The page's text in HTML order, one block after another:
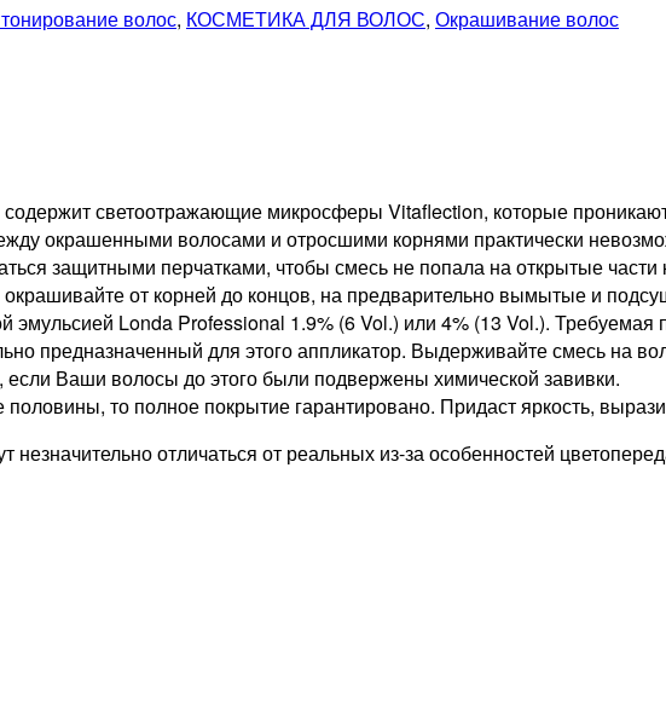
волос, КОСМЕТИКА ДЛЯ ВОЛОС, Окрашивание волос
светоотражающие микросферы Vitaflection, которые
окрашенными волосами и отросшими корнями практически
защитными перчатками, чтобы смесь не попала на открытые
от корней до концов, на предварительно вымытые и
эмульсией Londa Professional 1.9% (6 Vol.) или 4% (13 Vol.).
предназначенный для этого аппликатор. Выдерживайте смесь на
если Ваши волосы до этого были подвержены химической завивки.
то полное покрытие гарантировано. Придаст яркость,
отличаться от реальных из-за особенностей